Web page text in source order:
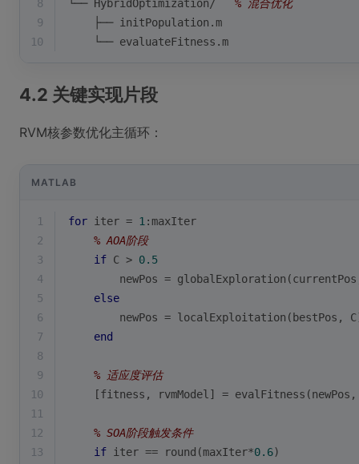
8 └── HybridOptimization/ % 混合优化
9
    ├── initPopulation.m
10
    └── evaluateFitness.m
4.2 关键实现片段
RVM核参数优化主循环：
MATLAB
1 for iter = 1 :maxIter
2
% AOA阶段
3
if C > 0.5
4
newPos =
5
else
6
newPos = localExploitation(bestPos,
7
end
8
9
% 适应度评估
10
[fitness, rvmModel] =
11
12
% SOA阶段触发条件
13
if iter == round (maxIter*0.6)